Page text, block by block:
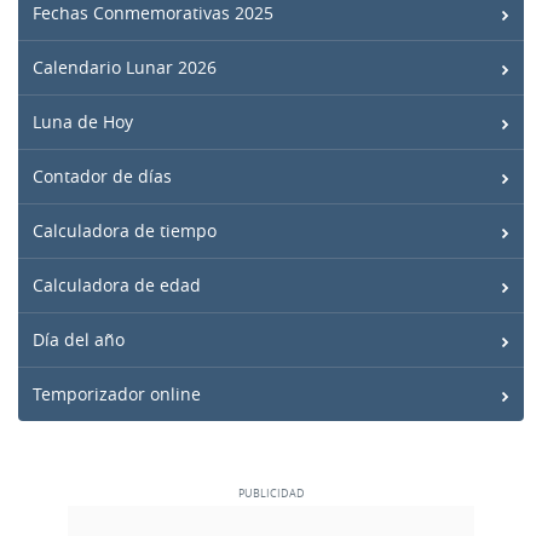
Fechas Conmemorativas 2025
Calendario Lunar 2026
Luna de Hoy
Contador de días
Calculadora de tiempo
Calculadora de edad
Día del año
Temporizador online